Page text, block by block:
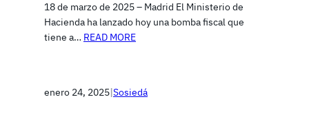
18 de marzo de 2025 – Madrid El Ministerio de
Hacienda ha lanzado hoy una bomba fiscal que
tiene a… READ MORE
enero 24, 2025|Sosiedá